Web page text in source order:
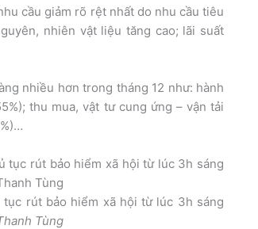
cầu giảm rõ rệt nhất do nhu cầu tiêu
nhiên vật liệu tăng cao; lãi suất
nhiều hơn trong tháng 12 như: hành
thu mua, vật tư cung ứng – vận tải
rút bảo hiểm xã hội từ lúc 3h sáng
Tùng